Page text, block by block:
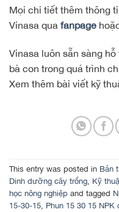
Mọi chi tiết thêm thông
Vinasa qua fanpage
Vinasa luôn sẵn sàng
bà con trong quá trình
Xem thêm bài viết kỹ
This entry was posted in Bản
Dinh dưỡng cây trồng, Kỹ
học nông nghiệp and tagged
15-30-15, Phun 15 30 15 NPK